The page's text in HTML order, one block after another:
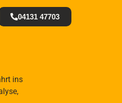
04131 47703
ins